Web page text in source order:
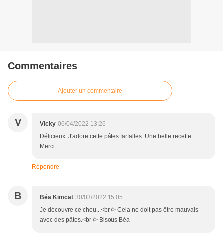
Commentaires
Ajouter un commentaire
V Vicky 06/04/2022 13:26
Délicieux. J'adore cette pâtes farfalles. Une belle recette.
Merci.
Répondre
B Béa Kimcat 30/03/2022 15:05
Je découvre ce chou...<br /> Cela ne doit pas être mauvais
avec des pâtes.<br /> Bisous Béa